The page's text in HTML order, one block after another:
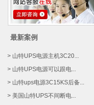
最新案例
> 山特UPS电源主机3C20...
> 山特UPS电源可以跟电...
> 山特ups电源3C15KS后备...
> 美国山特UPS不间断电...